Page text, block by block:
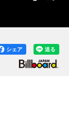
送る
シェア